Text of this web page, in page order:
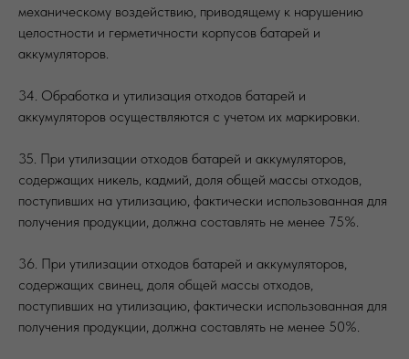
механическому воздействию, приводящему к нарушению
целостности и герметичности корпусов батарей и
аккумуляторов.
34. Обработка и утилизация отходов батарей и
аккумуляторов осуществляются с учетом их маркировки.
35. При утилизации отходов батарей и аккумуляторов,
содержащих никель, кадмий, доля общей массы отходов,
поступивших на утилизацию, фактически использованная для
получения продукции, должна составлять не менее 75%.
36. При утилизации отходов батарей и аккумуляторов,
содержащих свинец, доля общей массы отходов,
поступивших на утилизацию, фактически использованная для
получения продукции, должна составлять не менее 50%.